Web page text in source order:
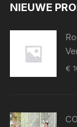
NIEUWE
€